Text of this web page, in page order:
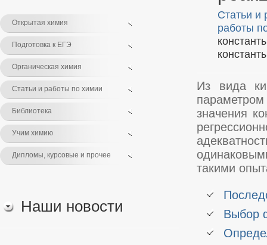
Открытая химия
Подготовка к ЕГЭ
Органическая химия
Статьи и работы по химии
Библиотека
Учим химию
Дипломы, курсовые и прочее
Наши новости
Статьи и
работы
Из вида
параметром
значения
такими
Выбор